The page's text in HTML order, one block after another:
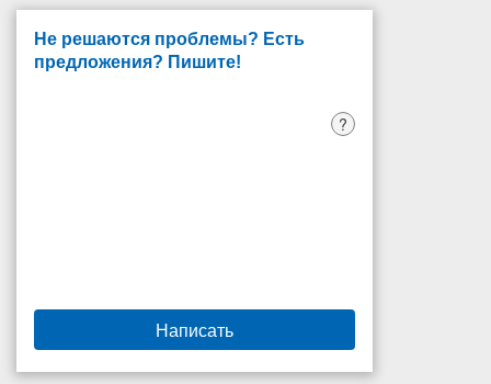
Не решаются проблемы? Есть
предложения? Пишите!
?
Написать